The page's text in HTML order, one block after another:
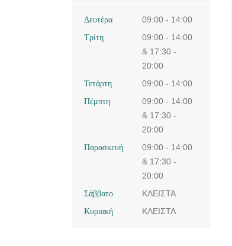
Δευτέρα
09:00 - 14:00
Τρίτη
09:00 - 14:00
& 17:30 -
20:00
Τετάρτη
09:00 - 14:00
Πέμπτη
09:00 - 14:00
& 17:30 -
20:00
Παρασκευή
09:00 - 14:00
& 17:30 -
20:00
Σάββατο
ΚΛΕΙΣΤΑ
Κυριακή
ΚΛΕΙΣΤΑ